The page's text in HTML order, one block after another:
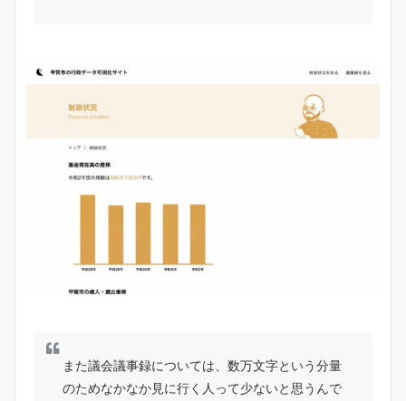
また議会議事録については、数万文字という分量
のためなかなか見に行く人って少ないと思うんで